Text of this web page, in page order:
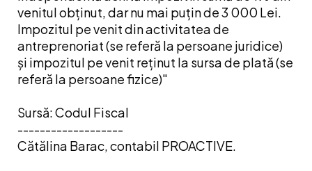
venitul obținut, dar nu mai puțin de 3 000 Lei.
Impozitul pe venit din activitatea de
antreprenoriat (se referă la persoane juridice)
și impozitul pe venit reținut la sursa de plată (se
referă la persoane fizice)"
Sursă: Codul Fiscal
-------------------
Cătălina Barac, contabil PROACTIVE.